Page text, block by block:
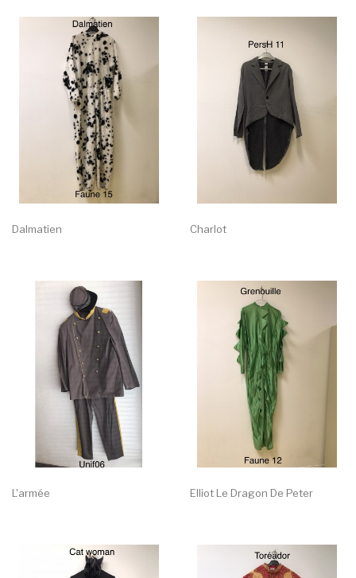
Dalmatien Charlot
L'armée Elliot Le Dragon De Peter